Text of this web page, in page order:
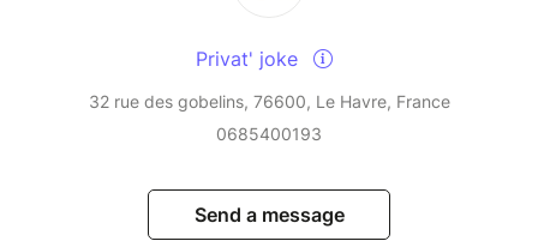
Privat' joke
32 rue des gobelins, 76600, Le Havre, France
0685400193
Send a message